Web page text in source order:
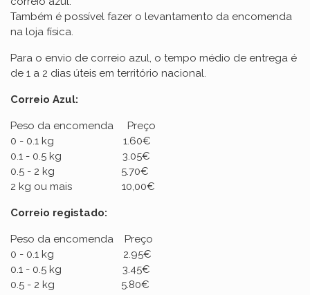
Também é possível fazer o levantamento da encomenda
na loja física.
Para o envio de correio azul, o tempo médio de entrega é
de 1 a 2 dias úteis em território nacional.
Correio Azul:
Peso da encomenda Preço
0 - 0.1 kg 1.60€
0.1 - 0.5 kg 3.05€
0.5 - 2 kg 5.70€
2 kg ou mais 10,00€
Correio registado:
Peso da encomenda Preço
0 - 0.1 kg 2.95€
0.1 - 0.5 kg 3.45€
0.5 - 2 kg 5.80€